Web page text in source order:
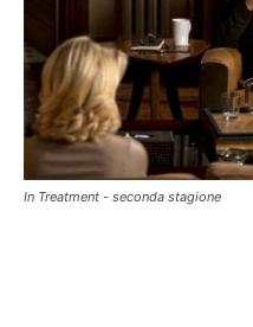
In Treatment - seconda stagione